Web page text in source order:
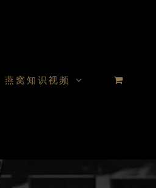
燕窝知识视频